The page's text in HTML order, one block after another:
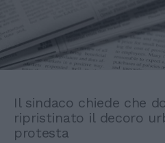
Il sindaco chiede che
ripristinato il decoro
protesta